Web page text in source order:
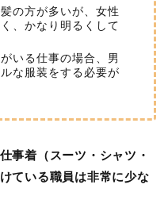
の方が多いが、女性
、かなり明るくして
いる仕事の場合、男
な服装をする必要が
仕事着（スーツ・シャツ・
ている職員は非常に少な